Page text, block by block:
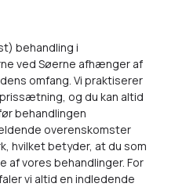
behandling i
ved Søerne afhænger af
omfang. Vi praktiserer
og du kan altid
behandlingen
overenskomster
hvilket betyder, at du som
af vores behandlinger. For
vi altid en indledende